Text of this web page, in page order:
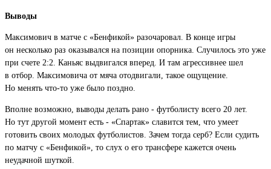
Выводы
Максимович в матче с «Бенфикой» разочаровал. В конце игры
он несколько раз оказывался на позиции опорника. Случилось это уже
при счете 2:2. Каньяс выдвигался вперед. И там агрессивнее шел
в отбор. Максимовича от мяча отодвигали, такое ощущение.
Но менять что-то уже было поздно.
Вполне возможно, выводы делать рано - футболисту всего 20 лет.
Но тут другой момент есть - «Спартак» славится тем, что умеет
готовить своих молодых футболистов. Зачем тогда серб? Если судить
по матчу с «Бенфикой», то слух о его трансфере кажется очень
неудачной шуткой.